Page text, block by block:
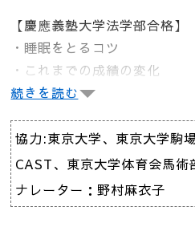
【慶應義塾大学法学部合格】
・睡眠をとるコツ
・これまでの成績の変化
・先輩からの言葉に「ジーン」
記。勉強時間より睡眠時間を
続きを読む
協力:東京大学、東京大学駒
CAST、東京大学体育会馬術
ナレーター：野村麻衣子